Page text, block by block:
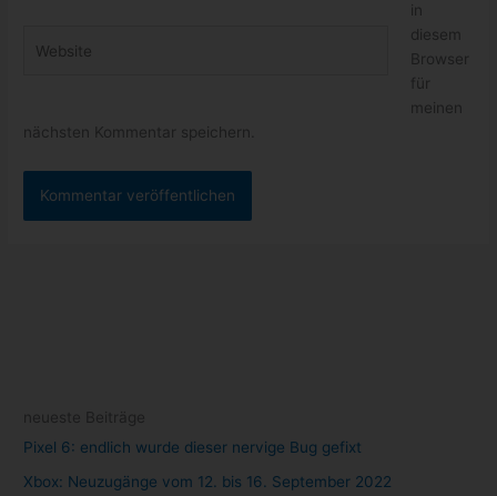
in
diesem
Browser
für
meinen
nächsten Kommentar speichern.
Pixel 6: endlich wurde dieser nervige Bug gefixt
Xbox: Neuzugänge vom 12. bis 16. September 2022